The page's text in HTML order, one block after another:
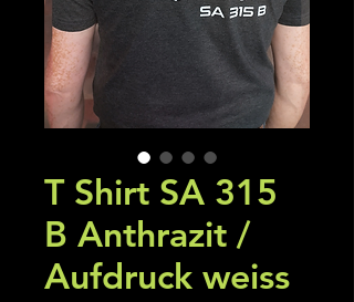
T Shirt SA 315
B Anthrazit /
Aufdruck weiss